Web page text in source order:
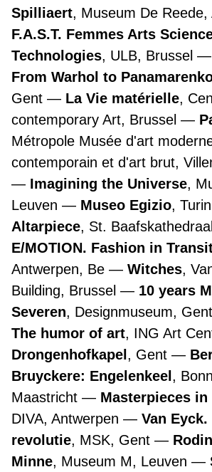
Spilliaert, Museum De Reede,
F.A.S.T. Femmes Arts
Technologies, ULB, Brussel
From Warhol to
Gent
La Vie matérielle,
contemporary Art, Brussel
Métropole Musée d'art
contemporain et d'art brut,
Imagining the Universe,
Leuven
Museo Egizio, Turin
Altarpiece, St.
E/MOTION. Fashion in
Antwerpen, Be
Witches,
Building, Brussel
10 years
Severen, Designmuseum, Gent
The humor of art, ING Art
Drongenhofkapel , Gent
Bruyckere: Engelenkeel ,
Maastricht
Masterpieces
DIVA, Antwerpen
Van
revolutie, MSK, Gent
Minne, Museum M, Leuven